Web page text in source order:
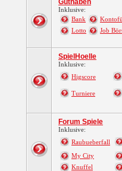
Guthaben
Inklusive:
Bank
Lotto
Job
SpielHoelle
Inklusive:
Higscore
Turniere
Forum Spiele
Inklusive:
Raubueberfall
My City
Knuffel